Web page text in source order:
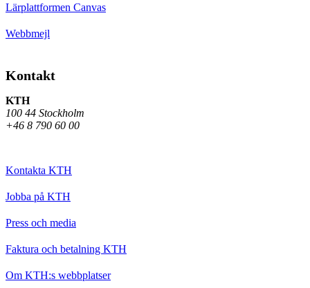
Lärplattformen Canvas
Webbmejl
Kontakt
KTH
100 44 Stockholm
+46 8 790 60 00
Kontakta KTH
Jobba på KTH
Press och media
Faktura och betalning KTH
Om KTH:s webbplatser